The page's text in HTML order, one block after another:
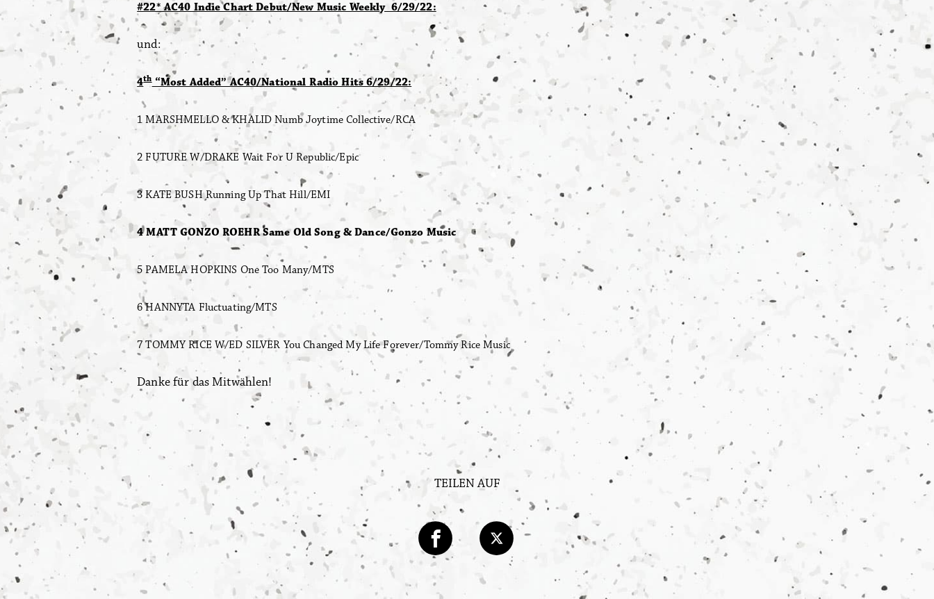
#22* AC40 Indie Chart Debut/New Music Weekly 6/29/22:
und:
4th“Most Added” AC40/National Radio Hits 6/29/22:
1 MARSHMELLO & KHALID Numb Joytime Collective/RCA
2 FUTURE W/DRAKE Wait For U Republic/Epic
3 KATE BUSH Running Up That Hill/EMI
4 MATT GONZO ROEHR Same Old Song & Dance/Gonzo Music
5 PAMELA HOPKINS One Too Many/MTS
6 HANNYTA Fluctuating/MTS
7 TOMMY RICE W/ED SILVER You Changed My Life Forever/Tommy Rice Music
Danke für das Mitwählen!
TEILEN AUF